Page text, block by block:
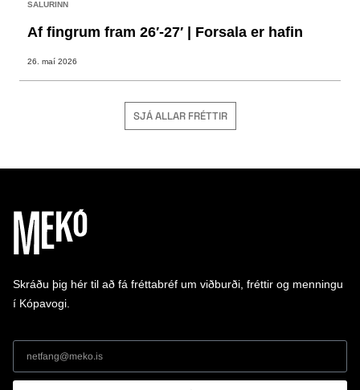
SALURINN
Af fingrum fram 26′-27′ | Forsala er hafin
26. maí 2026
SJÁ ALLAR FRÉTTIR
Skráðu þig hér til að fá fréttabréf um viðburði, fréttir og menningu
í Kópavogi.